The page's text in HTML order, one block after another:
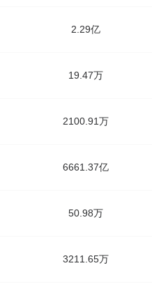
2.29亿
19.47万
2100.91万
6661.37亿
50.98万
3211.65万